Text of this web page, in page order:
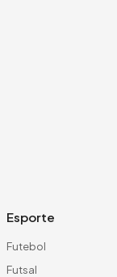
Esporte
Futebol
Futsal